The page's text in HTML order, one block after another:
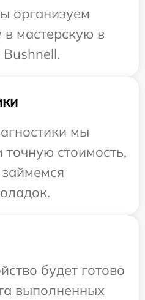
организуем
в мастерскую в
мы
точную стоимость,
будет готово
выполненных